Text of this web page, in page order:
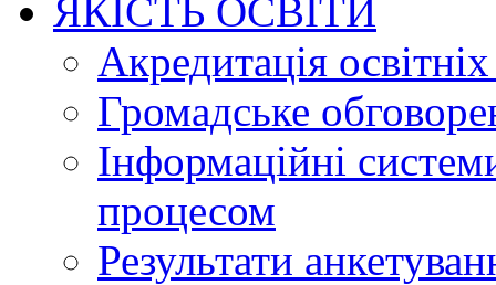
ЯКІСТЬ ОСВІТИ
Акредитація
Громадське
Інформаційні
процесом
Результати